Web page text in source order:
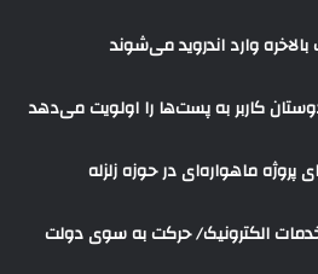
وارد اندروید می‌شوند
کاربر به پست‌ها را اولویت می‌دهد
پروژه ماهواره‌ای در حوزه زلزله
خدمات الکترونیک/ حرکت به سوی دولت